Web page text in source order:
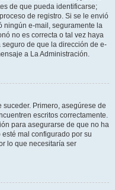
de que pueda identificarse;
de registro. Si se le envió
ningún e-mail, seguramente la
no es correcta o tal vez haya
de que la dirección de e-
a La Administración.
Primero, asegúrese de
escritos correctamente.
para asegurarse de que no ha
mal configurado por su
lo que necesitaría ser